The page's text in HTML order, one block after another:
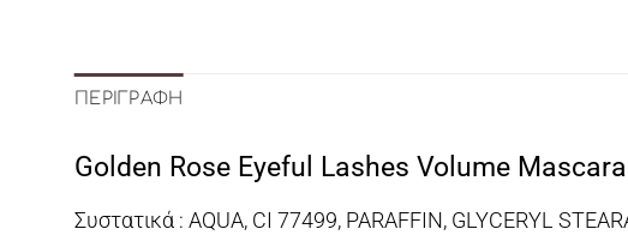
ΠΕΡΙΓΡΑΦΉ
Golden Rose Eyeful Lashes Volume Mascara
Συστατικά : AQUA, CI 77499, PARAFFIN, GLYCERYL